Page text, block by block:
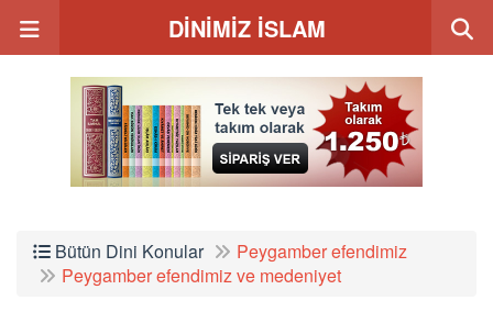
DİNİMİZ İSLAM
Bütün Dini Konular
Peygamber efendimiz
Peygamber efendimiz ve medeniyet